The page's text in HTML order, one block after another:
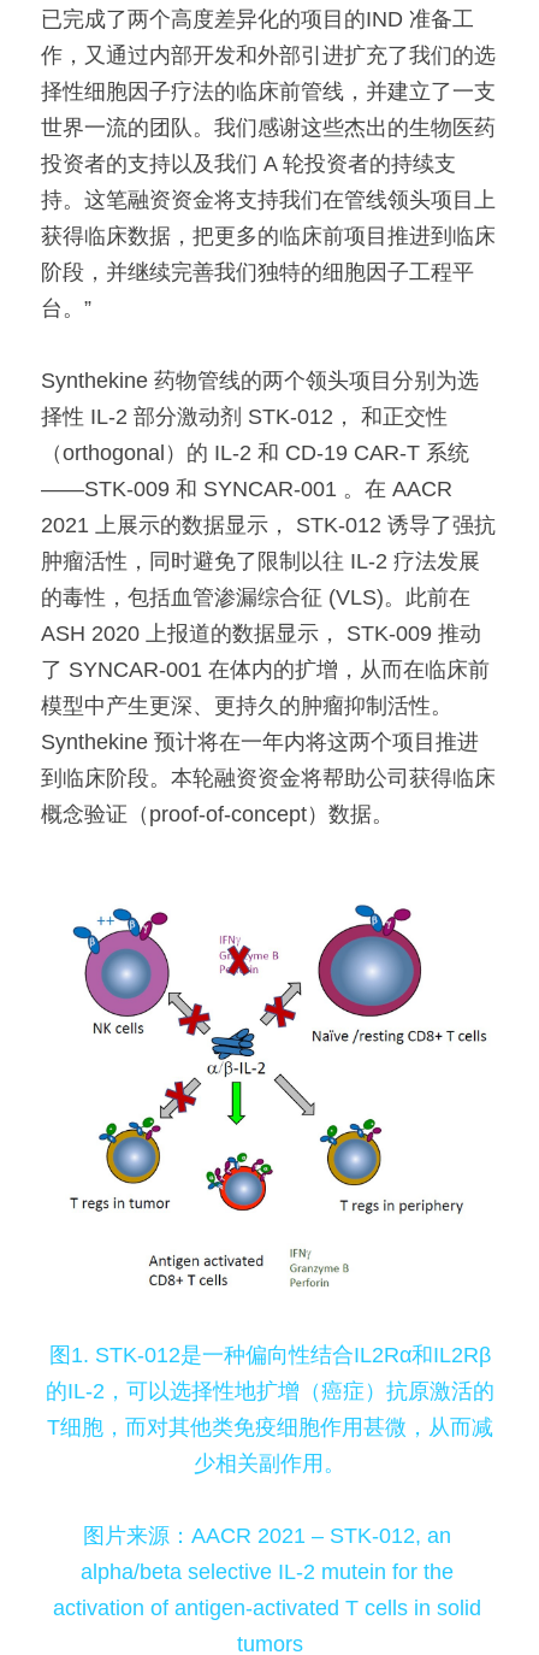
已完成了两个高度差异化的项目的IND 准备工
作，又通过内部开发和外部引进扩充了我们的选
择性细胞因子疗法的临床前管线，并建立了一支
世界一流的团队。我们感谢这些杰出的生物医药
投资者的支持以及我们 A 轮投资者的持续支
持。这笔融资资金将支持我们在管线领头项目上
获得临床数据，把更多的临床前项目推进到临床
阶段，并继续完善我们独特的细胞因子工程平
台。”
Synthekine 药物管线的两个领头项目分别为选
择性 IL-2 部分激动剂 STK-012， 和正交性
（orthogonal）的 IL-2 和 CD-19 CAR-T 系统
——STK-009 和 SYNCAR-001 。在 AACR
2021 上展示的数据显示， STK-012 诱导了强抗
肿瘤活性，同时避免了限制以往 IL-2 疗法发展
的毒性，包括血管渗漏综合征 (VLS)。此前在
ASH 2020 上报道的数据显示， STK-009 推动
了 SYNCAR-001 在体内的扩增，从而在临床前
模型中产生更深、更持久的肿瘤抑制活性。
Synthekine 预计将在一年内将这两个项目推进
到临床阶段。本轮融资资金将帮助公司获得临床
概念验证（proof-of-concept）数据。
图1. STK-012是一种偏向性结合IL2Rα和IL2Rβ
的IL-2，可以选择性地扩增（癌症）抗原激活的
T细胞，而对其他类免疫细胞作用甚微，从而减
少相关副作用。
图片来源：AACR 2021 – STK-012, an
alpha/beta selective IL-2 mutein for the
activation of antigen-activated T cells in solid
tumors